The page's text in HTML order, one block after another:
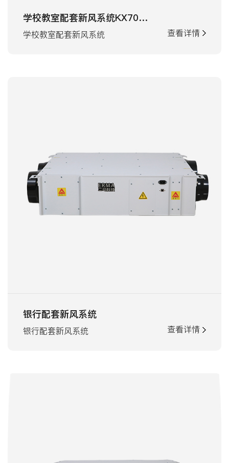
学校教室配套新风系统KX700机型
学校教室配套新风系统 查看详情
银行配套新风系统
银行配套新风系统 查看详情